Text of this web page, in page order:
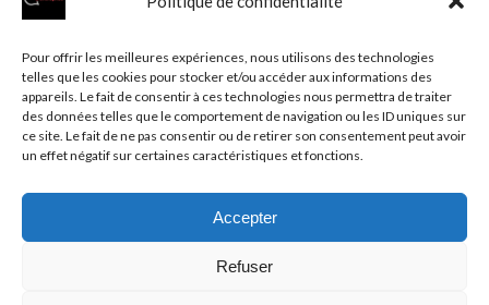
Pour offrir les meilleures expériences, nous utilisons des technologies
telles que les cookies pour stocker et/ou accéder aux informations des
appareils. Le fait de consentir à ces technologies nous permettra de traiter
des données telles que le comportement de navigation ou les ID uniques sur
ce site. Le fait de ne pas consentir ou de retirer son consentement peut avoir
un effet négatif sur certaines caractéristiques et fonctions.
Accepter
Refuser
Enregistrer mon nom, mon e-mail et mon site dans
le navigateur pour mon prochain commentaire.
Actualité au sens large